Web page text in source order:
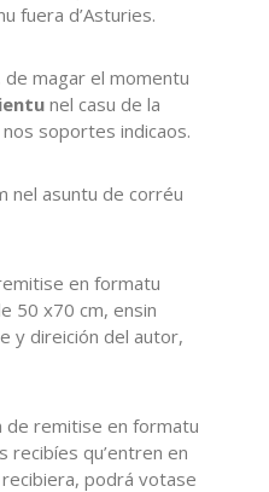
fuera d’Asturies.
magar el momentu
nel casu de la
nos soportes indicaos.
nel asuntu de corréu
en formatu
50 x70 cm, ensin
y direición del autor,
de remitise en formatu
recibíes qu’entren en
recibiera, podrá votase